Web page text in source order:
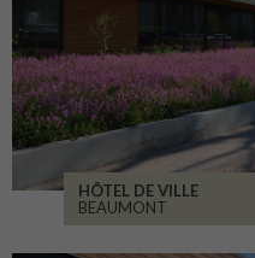
HÔTEL DE VILLE
BEAUMONT